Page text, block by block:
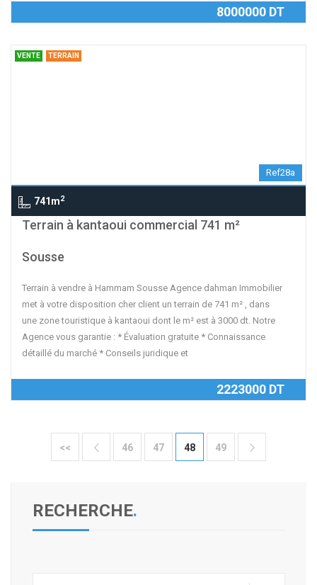
8000000 DT
VENTE TERRAIN
Ref28a
741m2
contributors
Terrain à kantaoui commercial 741 m²
Sousse
Terrain à vendre à Hammam Sousse Agence dahman Immobilier
met à votre disposition cher client un terrain de 741 m² , dans
une zone touristique à kantaoui dont le m² est à 3000 dt. Notre
Agence vous garantie : * Évaluation gratuite * Connaissance
détaillé du marché * Conseils juridique et
2223000 DT
<<  46 47 48 49 
RECHERCHE.